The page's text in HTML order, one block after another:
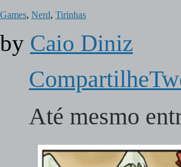
Games, Nerd, Tirinhas
by Caio Diniz
Compartilhe
Até mesmo